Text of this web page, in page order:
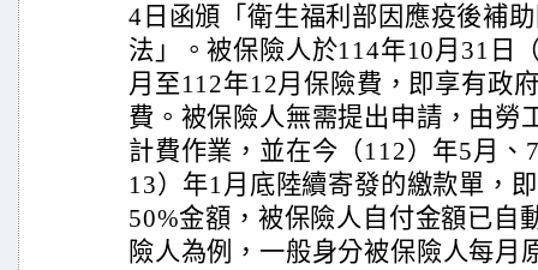
4日函頒「衛生福利部因應疫後補
法」。被保險人於114年10月31日
月至112年12月保險費，即享有政
費。被保險人無需提出申請，由勞
計費作業，並在今（112）年5月、
13）年1月底陸續寄發的繳款單，
50%金額，被保險人自付金額已自
險人為例，一般身分被保險人每月